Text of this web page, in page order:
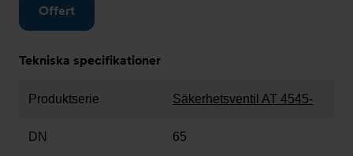
Offert
Tekniska specifikationer
Produktserie Säkerhetsventil AT 4545-
DN 65